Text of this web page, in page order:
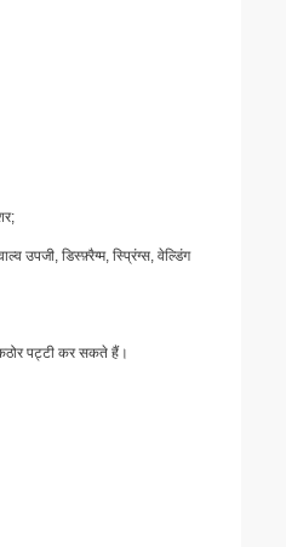
उपजी, डिस्फ़्रैग्म, स्प्रिंग्स, वेल्डिंग
पट्टी कर सकते हैं।